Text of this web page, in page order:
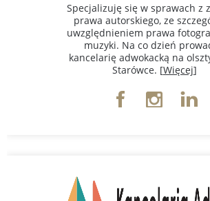
Specjalizuję się w sprawach z
prawa autorskiego, ze
uwzględnieniem prawa
muzyki. Na co dzień
kancelarię adwokacką na
Starówce. [Więcej]